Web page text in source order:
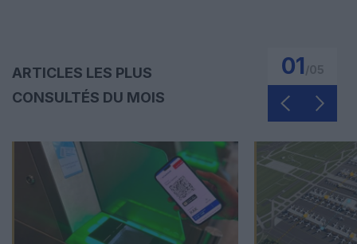
ARTICLES LES PLUS
CONSULTÉS DU MOIS
01